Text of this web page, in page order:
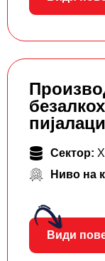
пијалаци
Сектор:
Ниво на
Види